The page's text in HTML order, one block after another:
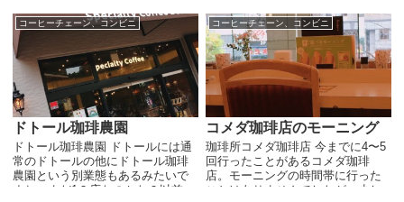
いし、マ...
なと。ニトロブリューは普通のマ
クドナルドではなく、マックカフ
ェ...
コーヒーチェーン、コンビニ
ドトール珈琲農園
ドトール珈琲農園 ドトールには通
常のドトールの他にドトール珈琲
農園という別業態もあるみたいで
すね。まだ1２店なのかな？以前、
コーヒーチェーン、コンビニ
コメダ珈琲店のモーニング
珈琲所コメダ珈琲店 今までに4〜5
回行ったことがあるコメダ珈琲
店。モーニングの時間帯に行った
ことはありませんでしたが、少し